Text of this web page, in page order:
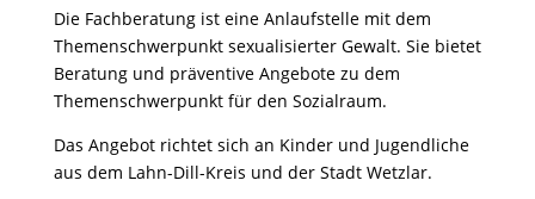
Die Fachberatung ist eine Anlaufstelle mit dem
Themenschwerpunkt sexualisierter Gewalt. Sie bietet
Beratung und präventive Angebote zu dem
Themenschwerpunkt für den Sozialraum.
Das Angebot richtet sich an Kinder und Jugendliche
aus dem Lahn-Dill-Kreis und der Stadt Wetzlar.